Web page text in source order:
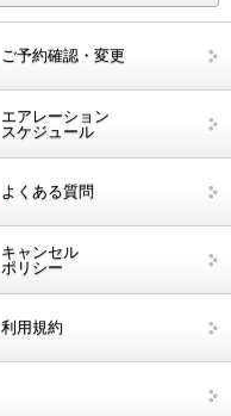
ご予約確認・変更
エアレーション
スケジュール
よくある質問
キャンセル
ポリシー
利用規約